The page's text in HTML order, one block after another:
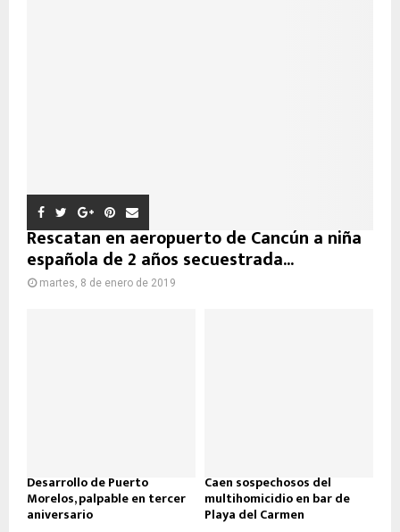
Rescatan en aeropuerto de Cancún a niña
española de 2 años secuestrada...
martes, 8 de enero de 2019
Desarrollo de Puerto
Morelos, palpable en tercer
aniversario
Caen sospechosos del
multihomicidio en bar de
Playa del Carmen